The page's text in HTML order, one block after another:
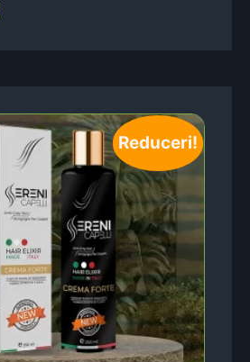
Reduceri!